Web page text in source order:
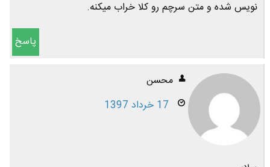
نویس شده و متن سرچم رو کلا خراب میکنه.
پاسخ
محسن
17 خرداد 1397